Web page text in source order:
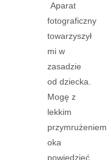
Aparat
fotograficzny
towarzyszył
mi w
zasadzie
od dziecka.
Mogę z
lekkim
przymrużeniem
oka
powiedzieć,